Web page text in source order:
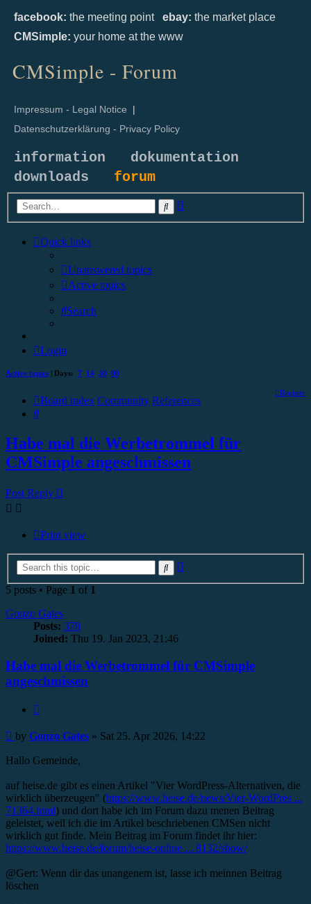
facebook: the meeting point ebay: the market place
CMSimple: your home at the www
CMSimple - Forum
Impressum - Legal Notice |
Datenschutzerklärung - Privacy Policy
information
dokumentation
downloads forum
Search
Quick links
Unanswered topics
Active topics
Search
Login
Active topics | Days: 7 14 30 90
Register
Board index Community References
Search
Habe mal die Werbetrommel für
CMSimple angeschmissen
Post Reply
Print view
Search
5 posts • Page 1 of 1
Gonzo Gates
Posts: 378
Joined: Thu 19. Jan 2023, 21:46
Habe mal die Werbetrommel für CMSimple
angeschmissen
Post
by Gonzo Gates » Sat 25. Apr 2026, 14:22
Hallo Gemeinde,
auf heise.de gibt es einen Artikel "Vier WordPress-Alternativen, die
wirklich überzeugen" (https://www.heise.de/news/Vier-WordPres ...
71364.html) und dort habe ich im Forum dazu menen Beitrag
geleistet, weil ich die im Artikel beschriebenen CMSen nicht
wirklich gut finde. Mein Beitrag im Forum findet ihr hier:
https://www.heise.de/forum/heise-online ... 8132/show/
@Gert: Wenn dir das unangenem ist, lasse ich meinnen Beitrag
löschen